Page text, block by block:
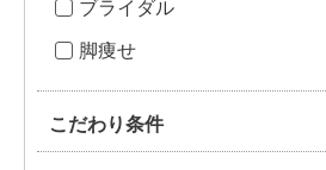
ブライダル
脚痩せ
こだわり条件